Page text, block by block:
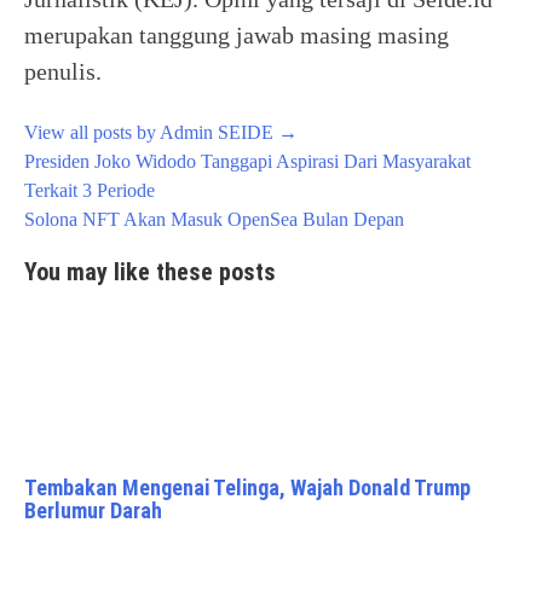
merupakan tanggung jawab masing masing
penulis.
View all posts by Admin SEIDE →
Post
navigation
Presiden Joko Widodo Tanggapi Aspirasi Dari Masyarakat
Terkait 3 Periode
Solona NFT Akan Masuk OpenSea Bulan Depan
You may like these posts
Tembakan Mengenai Telinga, Wajah Donald Trump
Berlumur Darah